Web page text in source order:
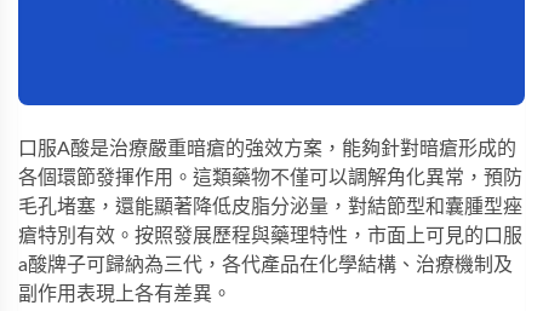
口服A酸是治療嚴重暗瘡的強效方案，能夠針對暗瘡形成的
各個環節發揮作用。這類藥物不僅可以調解角化異常，預防
毛孔堵塞，還能顯著降低皮脂分泌量，對結節型和囊腫型痤
瘡特別有效。按照發展歷程與藥理特性，市面上可見的口服
a酸牌子可歸納為三代，各代產品在化學結構、治療機制及
副作用表現上各有差異。